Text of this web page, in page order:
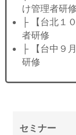
け管理者研修
├ 【台北１
者研修
├ 【台中９
研修
セミナー